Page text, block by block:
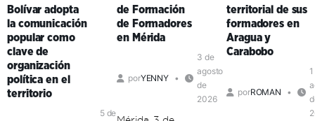
Bolívar adopta
la comunicación
popular como
clave de
organización
política en el
territorio
5 de
de Formación
de Formadores
en Mérida
porYENNY
3 de
agosto
de
2026
territorial de sus
formadores en
Aragua y
Carabobo
porROMAN